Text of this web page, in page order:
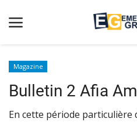
Accueil
Contact
Magazine
Bulletin 2 Afia
En cette période